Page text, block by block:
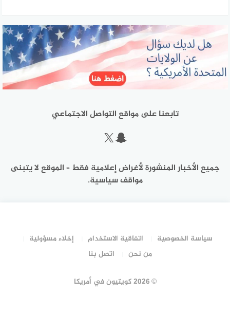
تابعنا على مواقع التواصل الاجتماعي
سناب شات
إكس
جميع الأخبار المنشورة لأغراض إعلامية فقط – الموقع لا يتبنى
مواقف سياسية.
سياسة الخصوصية اتفاقية الاستخدام
إخلاء مسؤولية
من نحن
اتصل بنا
©2026 كويتيون في أمريكا